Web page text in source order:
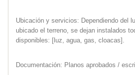
Ubicación y servicios: Dependiendo del
ubicado el terreno, se dejan instalados
disponibles: [luz, agua, gas, cloacas].
Documentación: Planos aprobados /